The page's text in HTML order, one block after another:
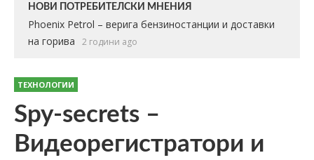
НОВИ ПОТРЕБИТЕЛСКИ МНЕНИЯ
Phoenix Petrol – верига бензиностанции и доставки
на горива
2 години ago
ТЕХНОЛОГИИ
Spy-secrets –
Видеорегистратори и